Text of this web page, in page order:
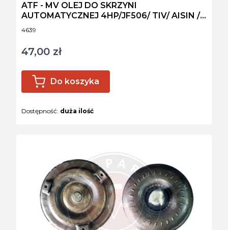
Kod produktu
4639
ATF - MV OLEJ DO SKRZYNI
AUTOMATYCZNEJ 4HP/JF506/ TIV/ AISIN /
Z1
Cena
47,00 zł
Do koszyka
Dostępność: duża ilość